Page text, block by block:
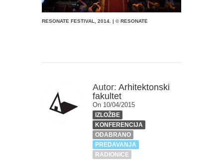
RESONATE FESTIVAL, 2014. | © RESONATE
Autor: Arhitektonski
fakultet
On 10/04/2015
IZLOŽBE
KONFERENCIJA
ODABRANO
PREDAVANJA
RADIONICE